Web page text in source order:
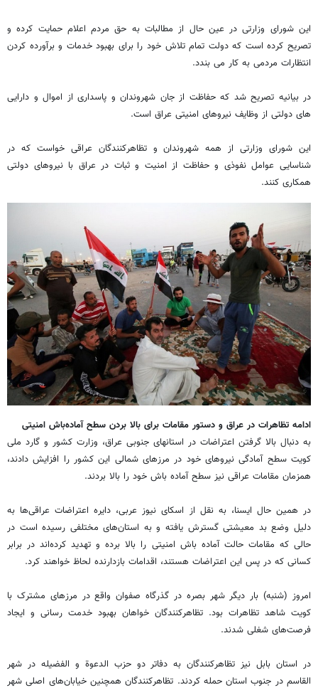
این شورای وزارتی در عین حال از مطالبات به حق مردم اعلام حمایت کرده و
تصریح کرده است که دولت تمام تلاش خود را برای بهبود خدمات و برآورده کردن
انتظارات مردمی به کار می بندد.
در بیانیه تصریح شد که حفاظت از جان شهروندان و پاسداری از اموال و دارایی
های دولتی از وظایف نیروهای امنیتی عراق است.
این شورای وزارتی از همه شهروندان و تظاهرکنندگان عراقی خواست که در
شناسایی عوامل نفوذی و حفاظت از امنیت و ثبات در عراق با نیروهای دولتی
همکاری کنند.
ادامه تظاهرات‌ در عراق و دستور مقامات برای بالا بردن سطح آماده‌باش امنیتی
به دنبال بالا گرفتن اعتراضات در استانهای جنوبی عراق، وزارت کشور و گارد ملی
کویت سطح آمادگی نیروهای خود در مرزهای شمالی این کشور را افزایش دادند،
همزمان مقامات عراقی نیز سطح آماده باش خود را بالا بردند.
در همین حال ایسنا، به نقل از اسکای نیوز عربی، دایره اعتراضات عراقی‌ها به
دلیل وضع بد معیشتی گسترش یافته و به استان‌های مختلفی رسیده است در
حالی که مقامات حالت آماده باش امنیتی را بالا برده و تهدید کرده‌اند در برابر
کسانی که در پس این اعتراضات هستند، اقدامات بازدارنده لحاظ خواهند کرد.
امروز (شنبه) بار دیگر شهر بصره در گذرگاه صفوان واقع در مرزهای مشترک با
کویت شاهد تظاهرات بود. تظاهرکنندگان خواهان بهبود خدمت رسانی و ایجاد
فرصت‌های شغلی شدند.
در استان بابل نیز تظاهرکنندگان به دفاتر دو حزب الدعوة و الفضیله در شهر
القاسم در جنوب استان حمله کردند. تظاهرکنندگان همچنین خیابان‌های اصلی شهر